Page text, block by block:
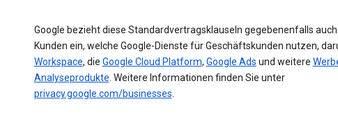
Google bezieht diese Standardvertragsklauseln gegebenenfalls
Kunden ein, welche Google-Dienste für Geschäftskunden nutzen,
Workspace, die Google Cloud Platform, Google Ads und weitere
Analyseprodukte. Weitere Informationen finden Sie unter
privacy.google.com/businesses.